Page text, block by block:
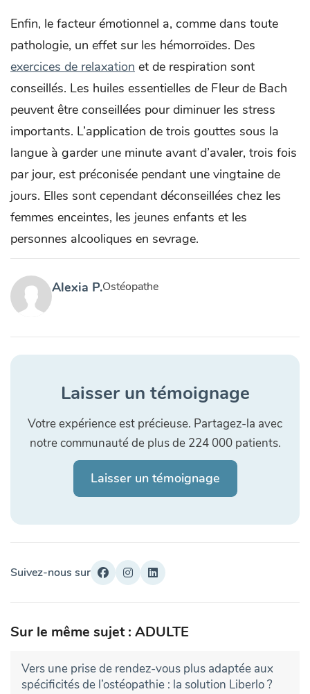
Enfin, le facteur émotionnel a, comme dans toute
pathologie, un effet sur les hémorroïdes. Des
exercices de relaxation et de respiration sont
conseillés. Les huiles essentielles de Fleur de Bach
peuvent être conseillées pour diminuer les stress
importants. L’application de trois gouttes sous la
langue à garder une minute avant d’avaler, trois fois
par jour, est préconisée pendant une vingtaine de
jours. Elles sont cependant déconseillées chez les
femmes enceintes, les jeunes enfants et les
personnes alcooliques en sevrage.
Alexia P.Ostéopathe
Laisser un témoignage
Votre expérience est précieuse. Partagez-la avec
notre communauté de plus de 224 000 patients.
Laisser un témoignage
Suivez-nous sur
Sur le même sujet : ADULTE
Vers une prise de rendez-vous plus adaptée aux
spécificités de l’ostéopathie : la solution Liberlo ?